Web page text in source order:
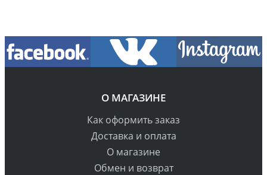
О МАГАЗИНЕ
Как оформить заказ
Доставка и оплата
О магазине
Обмен и возврат